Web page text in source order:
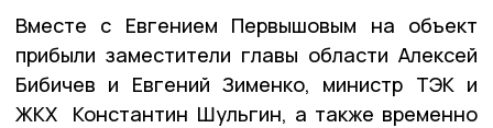
Вместе с Евгением Первышовым на объект
прибыли заместители главы области Алексей
Бибичев и Евгений Зименко, министр ТЭК и
ЖКХ Константин Шульгин, а также временно